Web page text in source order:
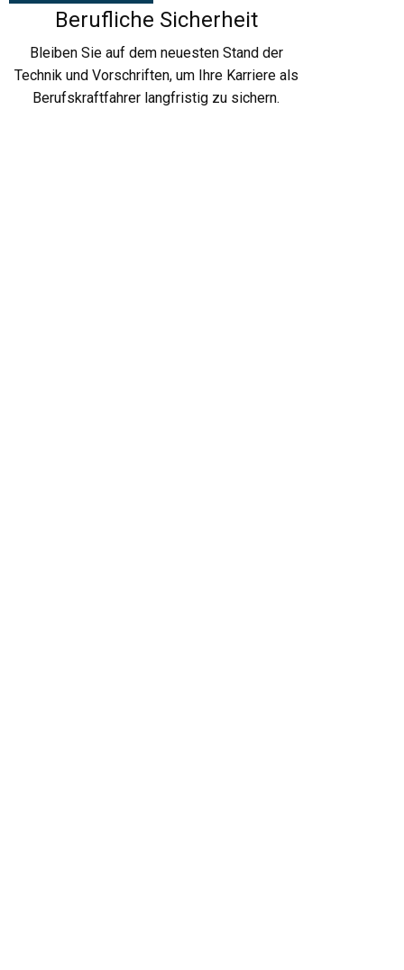
Berufliche Sicherheit
Bleiben Sie auf dem neuesten Stand der
Technik und Vorschriften, um Ihre Karriere als
Berufskraftfahrer langfristig zu sichern.